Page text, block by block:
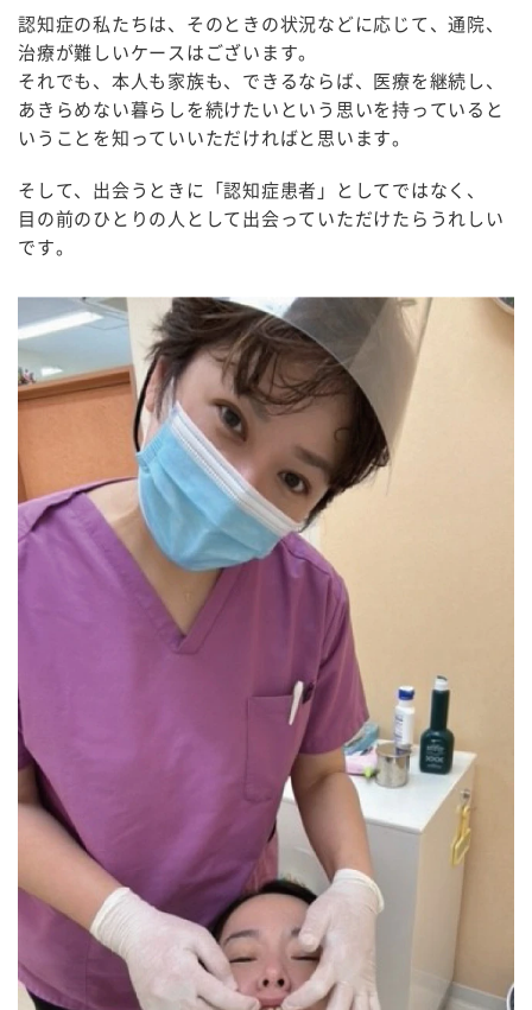
認知症の私たちは、そのときの状況などに応じて、通院、
治療が難しいケースはございます。
それでも、本人も家族も、できるならば、医療を継続し、
あきらめない暮らしを続けたいという思いを持っていると
いうことを知っていいただければと思います。
そして、出会うときに「認知症患者」としてではなく、
目の前のひとりの人として出会っていただけたらうれしい
です。